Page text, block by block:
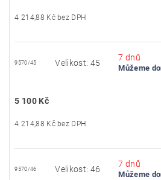
4 214,88 Kč bez DPH
9570/45 Velikost: 45
7 dnů
Můžeme
5 100 Kč
4 214,88 Kč bez DPH
9570/46 Velikost: 46
7 dnů
Můžeme